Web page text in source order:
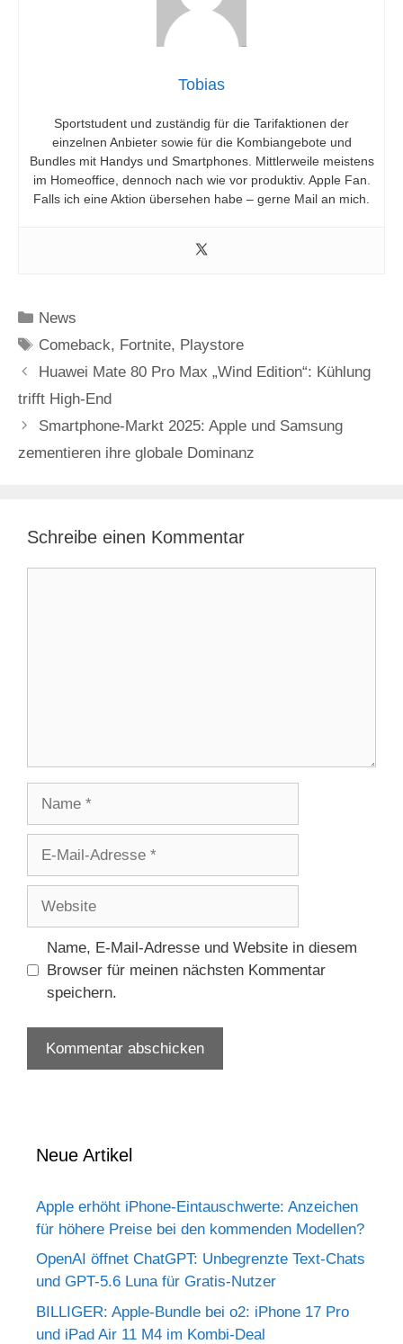
d
e
o
Tobias
Sportstudent und zuständig für die Tarifaktionen der
einzelnen Anbieter sowie für die Kombiangebote und
Bundles mit Handys und Smartphones. Mittlerweile meistens
im Homeoffice, dennoch nach wie vor produktiv. Apple Fan.
Falls ich eine Aktion übersehen habe – gerne Mail an mich.
Kategorien
News
Schlagwörter
Comeback, Fortnite, Playstore
Huawei Mate 80 Pro Max „Wind Edition“: Kühlung
trifft High-End
Smartphone-Markt 2025: Apple und Samsung
zementieren ihre globale Dominanz
Schreibe einen Kommentar
Adresse
Name, E-Mail-Adresse und Website in diesem
Browser für meinen nächsten Kommentar
speichern.
Neue Artikel
Apple erhöht iPhone-Eintauschwerte: Anzeichen
für höhere Preise bei den kommenden Modellen?
OpenAI öffnet ChatGPT: Unbegrenzte Text-Chats
und GPT-5.6 Luna für Gratis-Nutzer
BILLIGER: Apple-Bundle bei o2: iPhone 17 Pro
und iPad Air 11 M4 im Kombi-Deal